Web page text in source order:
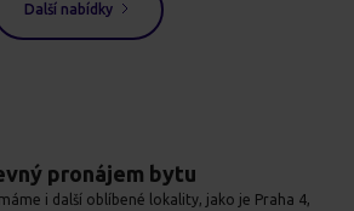
Další nabídky
pronájem bytu
i další oblíbené lokality, jako je Praha 4,